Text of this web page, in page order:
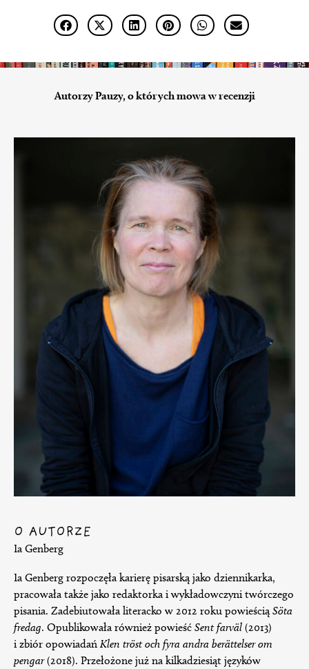
Autorzy Pauzy, o których mowa w recenzji
O AUTORZE
Ia Genberg
Ia Genberg rozpoczęła karierę pisarską jako dziennikarka,
pracowała także jako redaktorka i wykładowczyni twórczego
pisania. Zadebiutowała literacko w 2012 roku powieścią Söta
fredag. Opublikowała również powieść Sent farväl (2013)
i zbiór opowiadań Klen tröst och fyra andra berättelser om
pengar(2018). Przełożone już na kilkadziesiąt języków